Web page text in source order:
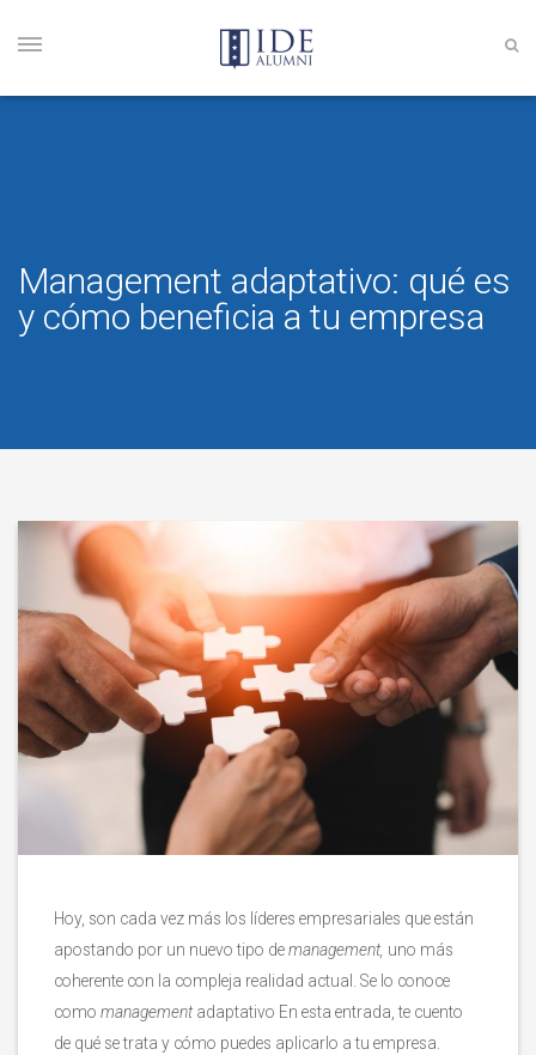
Management adaptativo: qué es
y cómo beneficia a tu empresa
Hoy, son cada vez más los líderes empresariales que están
apostando por un nuevo tipo demanagement, uno más
coherente con la compleja realidad actual. Se lo conoce
como managementadaptativo En esta entrada, te cuento
de qué se trata y cómo puedes aplicarlo a tu empresa.